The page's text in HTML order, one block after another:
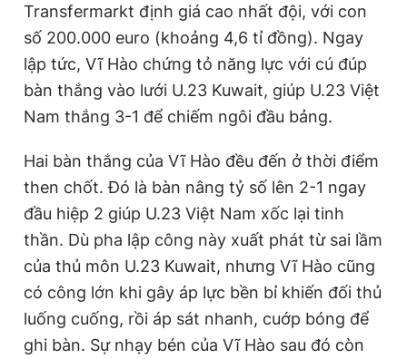
Thông tin tòa soạn Liên hệ quảng cáo
Đọc Thanh Niên trên điện thoại
Theo dõi báo trên
Hotline
0906 645 777
Liên hệ quảng cáo
0908 780 404
Transfermarkt định giá cao nhất đội, với con
số 200.000 euro (khoảng 4,6 tỉ đồng). Ngay
lập tức, Vĩ Hào chứng tỏ năng lực với cú đúp
bàn thắng vào lưới U.23 Kuwait, giúp U.23 Việt
Nam thắng 3-1 để chiếm ngôi đầu bảng.
Hai bàn thắng của Vĩ Hào đều đến ở thời điểm
then chốt. Đó là bàn nâng tỷ số lên 2-1 ngay
đầu hiệp 2 giúp U.23 Việt Nam xốc lại tinh
thần. Dù pha lập công này xuất phát từ sai lầm
của thủ môn U.23 Kuwait, nhưng Vĩ Hào cũng
có công lớn khi gây áp lực bền bỉ khiến đối thủ
luống cuống, rồi áp sát nhanh, cuớp bóng để
ghi bàn. Sự nhạy bén của Vĩ Hào sau đó còn